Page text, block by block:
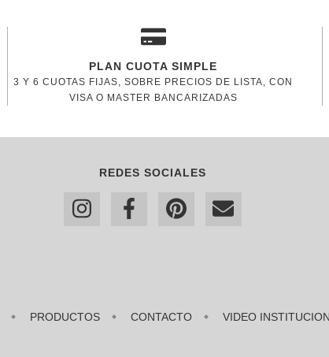
PLAN CUOTA SIMPLE
3 Y 6 CUOTAS FIJAS, SOBRE PRECIOS DE LISTA, CON
VISA O MASTER BANCARIZADAS
REDES SOCIALES
PRODUCTOS CONTACTO VIDEO